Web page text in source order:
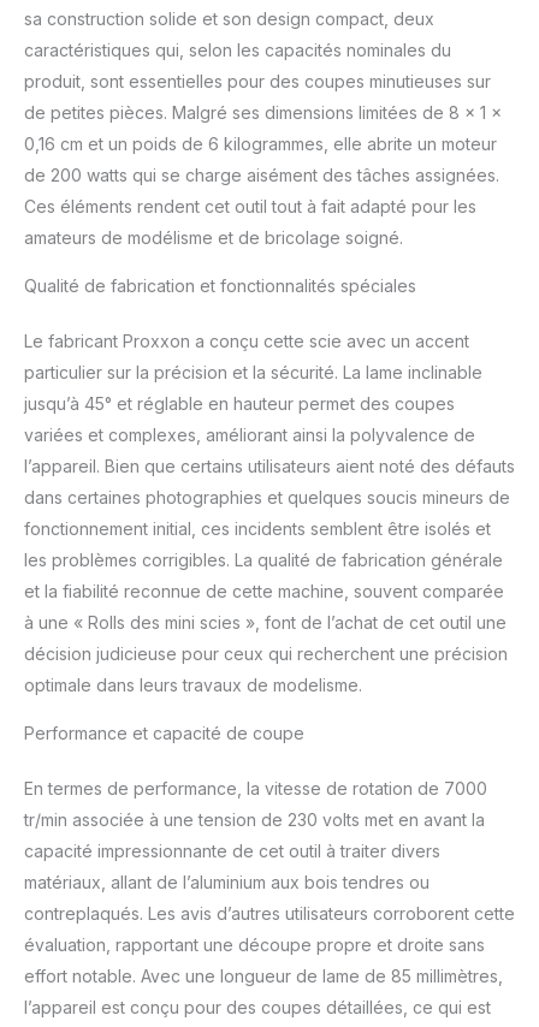
sa construction solide et son design compact, deux
caractéristiques qui, selon les capacités nominales du
produit, sont essentielles pour des coupes minutieuses sur
de petites pièces. Malgré ses dimensions limitées de 8 x 1 x
0,16 cm et un poids de 6 kilogrammes, elle abrite un moteur
de 200 watts qui se charge aisément des tâches assignées.
Ces éléments rendent cet outil tout à fait adapté pour les
amateurs de modélisme et de bricolage soigné.
Qualité de fabrication et fonctionnalités spéciales
Le fabricant Proxxon a conçu cette scie avec un accent
particulier sur la précision et la sécurité. La lame inclinable
jusqu’à 45° et réglable en hauteur permet des coupes
variées et complexes, améliorant ainsi la polyvalence de
l’appareil. Bien que certains utilisateurs aient noté des défauts
dans certaines photographies et quelques soucis mineurs de
fonctionnement initial, ces incidents semblent être isolés et
les problèmes corrigibles. La qualité de fabrication générale
et la fiabilité reconnue de cette machine, souvent comparée
à une « Rolls des mini scies », font de l’achat de cet outil une
décision judicieuse pour ceux qui recherchent une précision
optimale dans leurs travaux de modelisme.
Performance et capacité de coupe
En termes de performance, la vitesse de rotation de 7000
tr/min associée à une tension de 230 volts met en avant la
capacité impressionnante de cet outil à traiter divers
matériaux, allant de l’aluminium aux bois tendres ou
contreplaqués. Les avis d’autres utilisateurs corroborent cette
évaluation, rapportant une découpe propre et droite sans
effort notable. Avec une longueur de lame de 85 millimètres,
l’appareil est conçu pour des coupes détaillées, ce qui est